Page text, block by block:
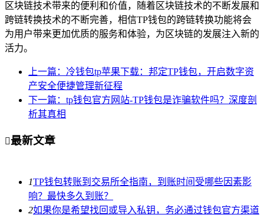
区块链技术带来的便利和价值，随着区块链技术的不断发展和
跨链转换技术的不断完善，相信TP钱包的跨链转换功能将会
为用户带来更加优质的服务和体验，为区块链的发展注入新的
活力。
上一篇：冷钱包tp苹果下载：邦定TP钱包，开启数字资
产安全便捷管理新征程
下一篇：tp钱包官方网站-TP钱包是诈骗软件吗？深度剖
析其真相
最新文章
1TP钱包转账到交易所全指南，到账时间受哪些因素影
响？最快多久到账？
2如果你是希望找回或导入私钥，务必通过钱包官方渠道